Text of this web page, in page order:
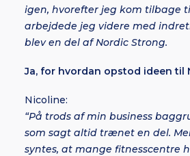
igen, hvorefter jeg kom tilbage
arbejdede jeg videre med
blev en del af Nordic Strong.
Ja, for hvordan opstod ideen til
Nicoline:
“På trods af min business
som sagt altid trænet en del.
syntes, at mange fitnesscentre